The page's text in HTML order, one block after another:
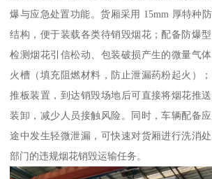
爆与应急处置功能。货厢采用 15mm 厚特种
结构，便于装载各类待销毁烟花；配备防爆
检测烟花引信松动、包装破损产生的微量气
火槽（填充阻燃材料，防止泄漏药粉起火）
推板装置，到达销毁场地后可直接将烟花推
装卸，减少人员接触风险。同时，车辆配备
途中发生轻微泄漏，可快速对货厢进行洗消
部门的违规烟花销毁运输任务。​